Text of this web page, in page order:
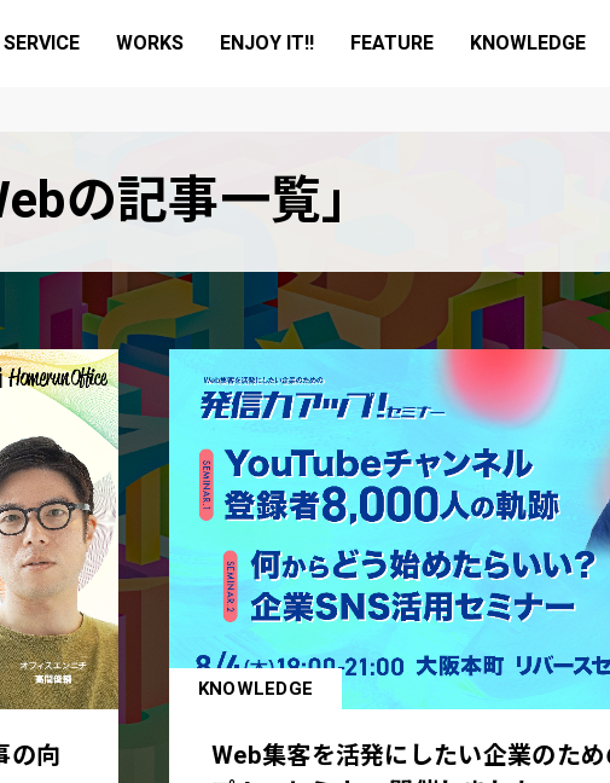
SERVICE WORKS ENJOY IT!! FEATURE KNOWLEDGE
の記事一覧」
の向
KNOWLEDGE
Web集客を活発にしたい企業のた